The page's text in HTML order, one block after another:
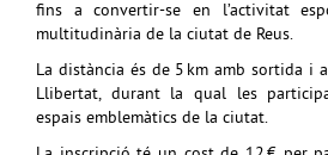
fins a convertir-se en l’activitat
multitudinària de la ciutat de Reus.
La distància és de 5 km amb sortida i
Llibertat, durant la qual les
espais emblemàtics de la ciutat.